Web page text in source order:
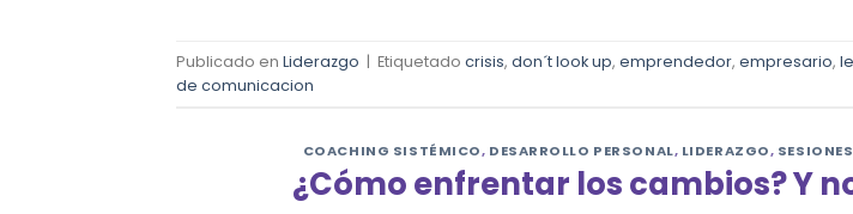
Publicado en Liderazgo | Etiquetado crisis, don´t look up, emprendedor, empresario,
de comunicacion
COACHING SISTÉMICO, DESARROLLO PERSONAL, LIDERAZGO,
¿Cómo enfrentar los cambios? Y